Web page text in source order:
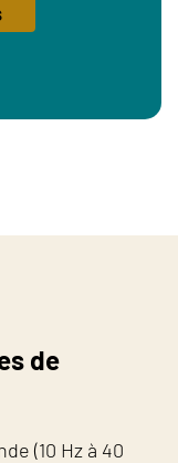
de
(10 Hz à 40